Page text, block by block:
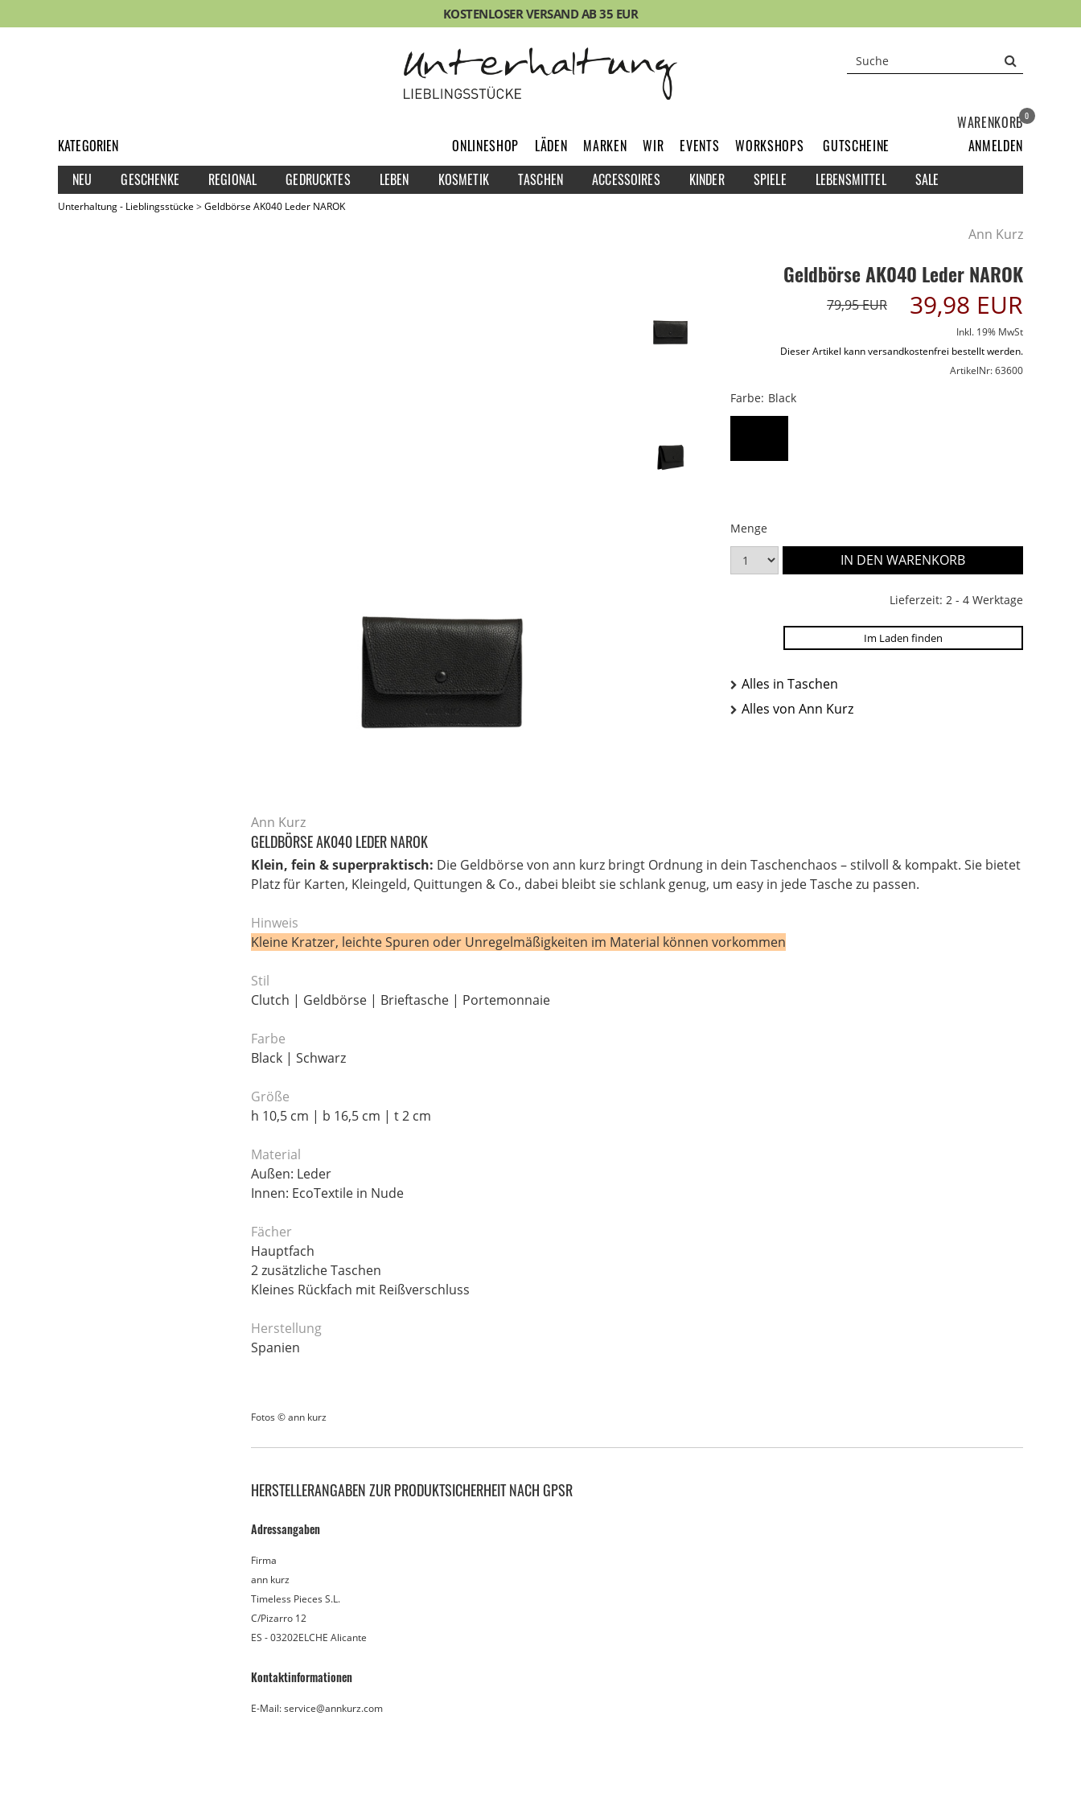
KOSTENLOSER VERSAND AB 35 EUR
KATEGORIEN
NEU
GESCHENKE REGIONAL GEDRUCKTES LEBEN KOSMETIK TASCHEN ACCESSOIRES KINDER SPIELE LEBENSMITTEL SALE
ONLINESHOP LÄDEN MARKEN WIR EVENTS WORKSHOPS GUTSCHEINE
WARENKORB0
ANMELDEN
Unterhaltung - Lieblingsstücke Geldbörse AK040 Leder NAROK
Ann Kurz
Geldbörse AK040 Leder NAROK
79,95 EUR 39,98 EUR
Inkl. 19% MwSt
Dieser Artikel kann versandkostenfrei bestellt werden.
ArtikelNr: 63600
Farbe: Black
Menge
Lieferzeit: 2 - 4 Werktage
Im Laden finden
Alles in Taschen
Alles von Ann Kurz
Ann Kurz
GELDBÖRSE AK040 LEDER NAROK
Klein, fein & superpraktisch: Die Geldbörse von ann kurz bringt Ordnung in dein Taschenchaos – stilvoll & kompakt. Sie bietet
Platz für Karten, Kleingeld, Quittungen & Co., dabei bleibt sie schlank genug, um easy in jede Tasche zu passen.
Hinweis
Kleine Kratzer, leichte Spuren oder Unregelmäßigkeiten im Material können vorkommen
Stil
Clutch | Geldbörse | Brieftasche | Portemonnaie
Farbe
Black | Schwarz
Größe
h 10,5 cm | b 16,5 cm | t 2 cm
Material
Außen: Leder
Innen: EcoTextile in Nude
Fächer
Hauptfach
2 zusätzliche Taschen
Kleines Rückfach mit Reißverschluss
Herstellung
Spanien
Fotos © ann kurz
HERSTELLERANGABEN ZUR PRODUKTSICHERHEIT NACH GPSR
Adressangaben
Firma
ann kurz
Timeless Pieces S.L.
C/Pizarro 12
ES - 03202ELCHE Alicante
Kontaktinformationen
E-Mail: service@annkurz.com